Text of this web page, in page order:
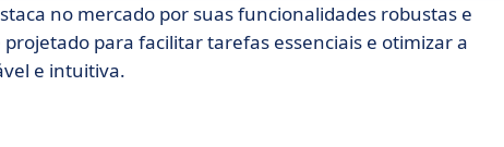
no mercado por suas funcionalidades robustas e
para facilitar tarefas essenciais e otimizar a
e intuitiva.